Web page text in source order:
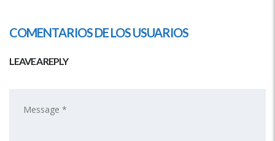
COMENTARIOS DE LOS USUARIOS
LEAVE A REPLY